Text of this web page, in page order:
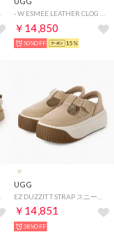
￥14,850
50%OFF 15%
UGG
￥14,851
38%OFF